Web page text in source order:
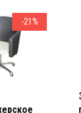
-21%